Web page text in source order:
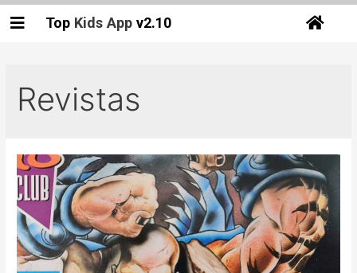
Top Kids App v2.10
Revistas